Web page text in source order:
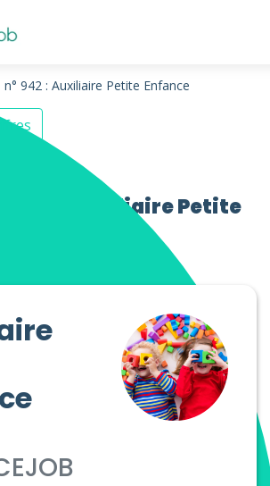
942 : Auxiliaire Petite Enfance
Auxiliaire Petite